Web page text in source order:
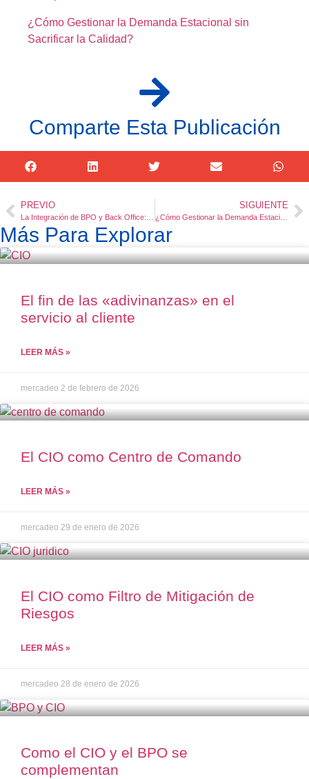
¿Cómo Gestionar la Demanda Estacional sin
Sacrificar la Calidad?
Comparte Esta Publicación
PREVIO SIGUIENTE
¿Cómo Gestionar la Demanda Estacional sin Sacrificar la Calidad?
Más Para Explorar
El fin de las «adivinanzas» en el
servicio al cliente
LEER MÁS »
mercadeo 2 de febrero de 2026
El CIO como Centro de Comando
LEER MÁS »
mercadeo 29 de enero de 2026
El CIO como Filtro de Mitigación de
Riesgos
LEER MÁS »
mercadeo 28 de enero de 2026
Como el CIO y el BPO se
complementan